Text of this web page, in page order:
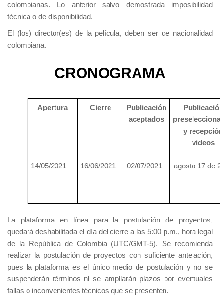
colombianas. Lo anterior salvo demostrada imposibilidad
técnica o de disponibilidad.
El (los) director(es) de la película, deben ser de nacionalidad
colombiana.
CRONOGRAMA
Apertura Cierre
Publicación
aceptados
y
videos
14/05/2021 16/06/2021 02/07/2021 agosto 17 de
La plataforma en línea para la postulación de proyectos,
quedará deshabilitada el día del cierre a las 5:00 p.m., hora legal
de la República de Colombia (UTC/GMT-5). Se recomienda
realizar la postulación de proyectos con suficiente antelación,
pues la plataforma es el único medio de postulación y no se
suspenderán términos ni se ampliarán plazos por eventuales
fallas o inconvenientes técnicos que se presenten.